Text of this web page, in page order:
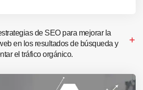
de SEO para mejorar la
en los resultados de búsqueda y
el tráfico orgánico.